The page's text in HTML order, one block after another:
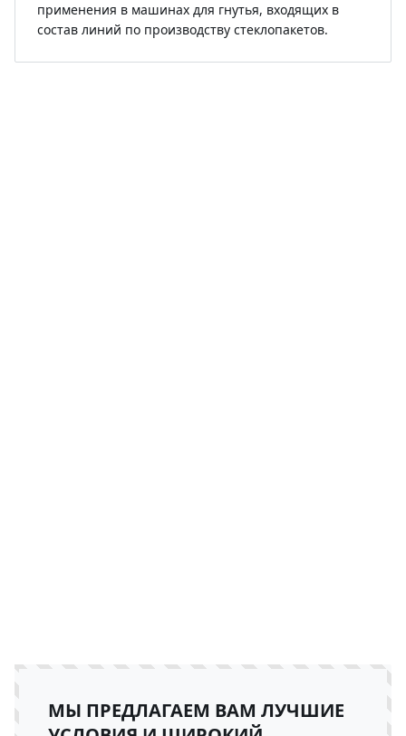
применения в машинах для гнутья, входящих в
состав линий по производству стеклопакетов.
МЫ ПРЕДЛАГАЕМ ВАМ ЛУЧШИЕ